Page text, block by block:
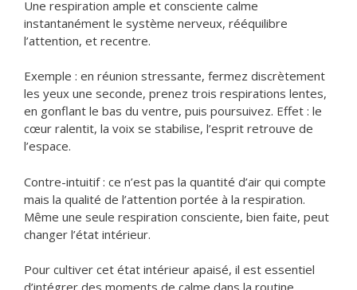
Une respiration ample et consciente calme
instantanément le système nerveux, rééquilibre
l’attention, et recentre.
Exemple : en réunion stressante, fermez discrètement
les yeux une seconde, prenez trois respirations lentes,
en gonflant le bas du ventre, puis poursuivez. Effet : le
cœur ralentit, la voix se stabilise, l’esprit retrouve de
l’espace.
Contre-intuitif : ce n’est pas la quantité d’air qui compte
mais la qualité de l’attention portée à la respiration.
Même une seule respiration consciente, bien faite, peut
changer l’état intérieur.
Pour cultiver cet état intérieur apaisé, il est essentiel